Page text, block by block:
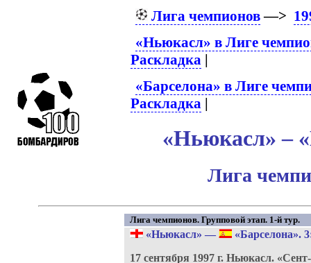
Лига чемпионов—>
«Ньюкасл» в Лиге
Раскладка |
«Барселона» в Лиге
Раскладка |
«Ньюкасл» –
Лига
Лига чемпионов. Групповой этап. 1-й тур.
«Ньюкасл» — «Барселона».
17 сентября 1997 г. Ньюкасл.